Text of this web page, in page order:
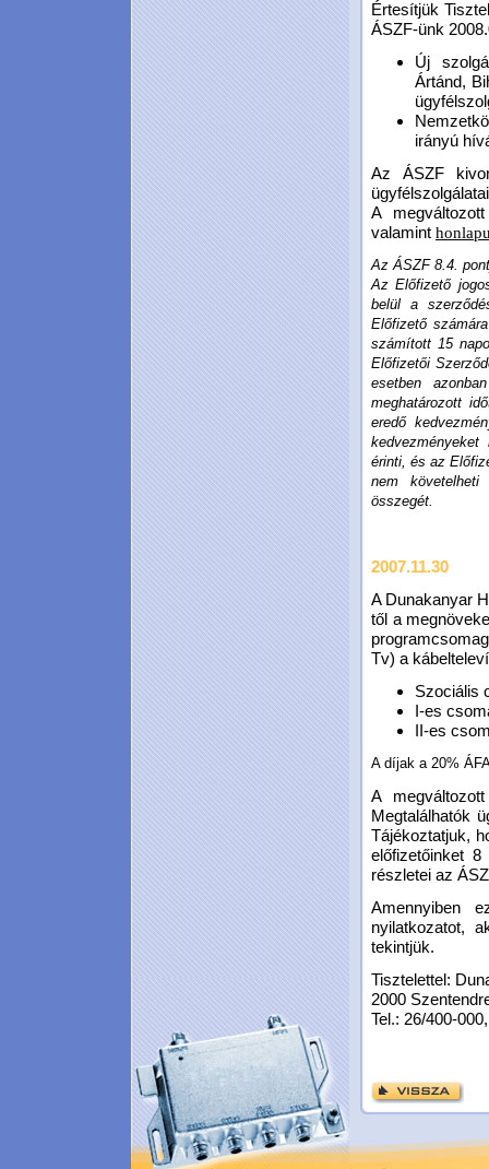
Értesítjük
ÁSZF-ünk
Új
Ártánd,
irányú
Az ÁSZF
A
valamint
Az ÁSZF 8.4.
Az Előfizető
belül a
Előfizető
számított 15
Előfizetői
esetben
meghatározott
eredő
érinti, és az
nem követelheti
összegét.
2007.11.30
A Dunakanyar
től a
Tv) a
Szociális
I-es
II-es
A díjak a 20%
A
Megtalálhatók
Tájékoztatjuk,
előfizetőinket
részletei az
Amennyiben
nyilatkozatot,
tekintjük.
Tisztelettel:
2000
Tel.: 26/400-